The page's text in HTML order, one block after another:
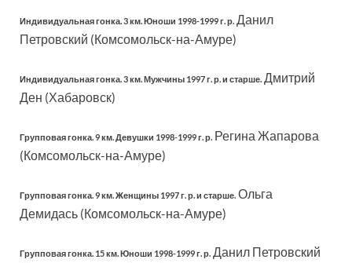
Индивидуальная гонка. 3 км. Юноши 1998-1999 г. р. Данил
Петровский (Комсомольск-на-Амуре)
Индивидуальная гонка. 3 км. Мужчины 1997 г. р. и старше. Дмитрий
Ден (Хабаровск)
Групповая гонка. 9 км. Девушки 1998-1999 г. р. Регина Жапарова
(Комсомольск-на-Амуре)
Групповая гонка. 9 км. Женщины 1997 г. р. и старше. Ольга
Демидась (Комсомольск-на-Амуре)
Групповая гонка. 15 км. Юноши 1998-1999 г. р. Данил Петровский